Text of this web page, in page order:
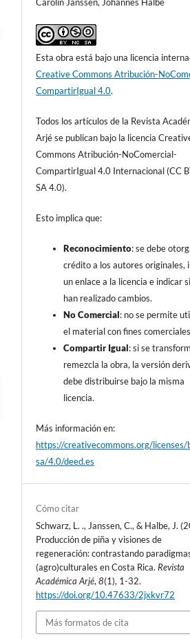
Esta obra está bajo una licencia
Creative Commons Atribución-
CompartirIgual 4.0.
Todos los artículos de la Revista
Arjé se publican bajo la licencia
Commons Atribución-NoComercial-
CompartirIgual 4.0 Internacional (CC
SA 4.0).
Esto implica que:
Reconocimiento: se debe
crédito a los autores originales,
un enlace a la licencia e indicar
han realizado cambios.
No Comercial: no se permite
el material con fines
Compartir Igual: si se
remezcla la obra, la versión
debe distribuirse bajo la misma
licencia.
Más información en:
https://creativecommons.org/licenses/
sa/4.0/deed.es
Cómo citar
Schwarz, L. ., Janssen, C., & Halbe, J.
Producción de piña y visiones de
regeneración: contrastando
(agro)culturales en Costa Rica. Revista
Académica Arjé,8(1), 1-32.
https://doi.org/10.47633/2jxkvr72
Más formatos de cita